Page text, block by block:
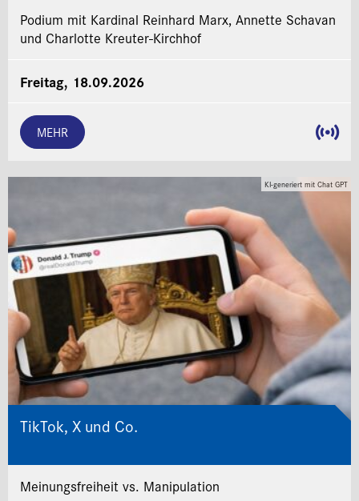
Podium mit Kardinal Reinhard Marx, Annette Schavan
und Charlotte Kreuter-Kirchhof
Freitag, 18.09.2026
MEHR
KI-generiert mit Chat GPT
TikTok, X und Co.
Meinungsfreiheit vs. Manipulation